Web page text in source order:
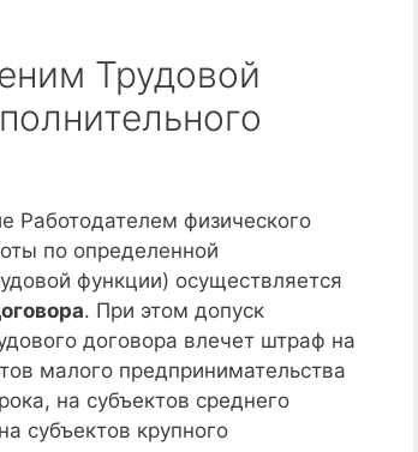
Трудовой
Работодателем физического
по определенной
функции) осуществляется
. При этом допуск
договора влечет штраф на
малого предпринимательства
на субъектов среднего
субъектов крупного